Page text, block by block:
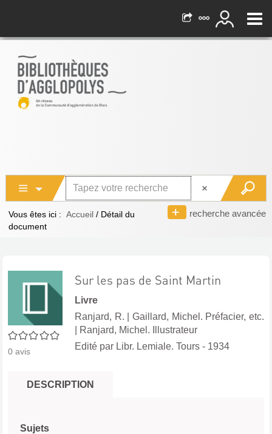
recherche avancée
Vous êtes ici : Accueil / Détail du
document
0/5
0 avis
Sur les pas de Saint Martin
Livre
Ranjard, R. |Gaillard, Michel. Préfacier, etc.
Ranjard, Michel. Illustrateur
Edité par Libr. Lemiale. Tours - 1934
DESCRIPTION
Sujets